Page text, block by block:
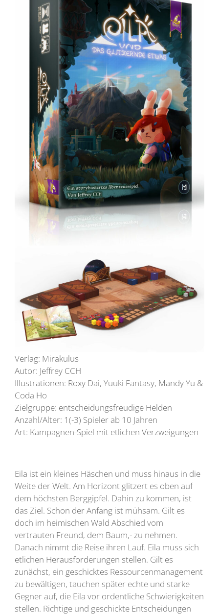
Verlag: Mirakulus
Autor: Jeffrey CCH
Illustrationen: Roxy Dai, Yuuki Fantasy, Mandy Yu &
Coda Ho
Zielgruppe: entscheidungsfreudige Helden
Anzahl/Alter: 1(-3) Spieler ab 10 Jahren
Art: Kampagnen-Spiel mit etlichen Verzweigungen
Eila ist ein kleines Häschen und muss hinaus in die
Weite der Welt. Am Horizont glitzert es oben auf
dem höchsten Berggipfel. Dahin zu kommen, ist
das Ziel. Schon der Anfang ist mühsam. Gilt es
doch im heimischen Wald Abschied vom
vertrauten Freund, dem Baum,- zu nehmen.
Danach nimmt die Reise ihren Lauf. Eila muss sich
etlichen Herausforderungen stellen. Gilt es
zunächst, ein geschicktes Ressourcenmanagement
zu bewältigen, tauchen später echte und starke
Gegner auf, die Eila vor ordentliche Schwierigkeiten
stellen. Richtige und geschickte Entscheidungen